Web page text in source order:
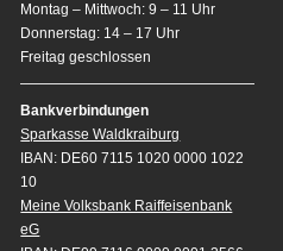
Montag – Mittwoch: 9 – 11 Uhr
Donnerstag: 14 – 17 Uhr
Freitag geschlossen
Bankverbindungen
Sparkasse Waldkraiburg
IBAN: DE60 7115 1020 0000 1022
10
Meine Volksbank Raiffeisenbank
eG